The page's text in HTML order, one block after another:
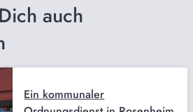
auch
Ein kommunaler